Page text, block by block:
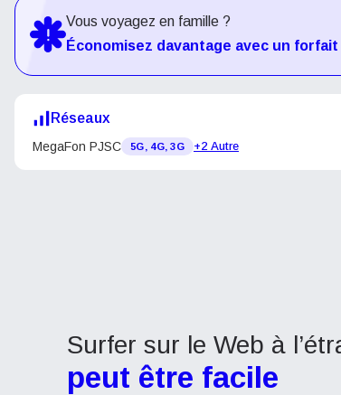
Vous voyagez en famille ?
Économisez davantage avec un forfait
Réseaux
MegaFon PJSC 5G, 4G, 3G +2 Autre
Surfer sur le Web à
peut être facile